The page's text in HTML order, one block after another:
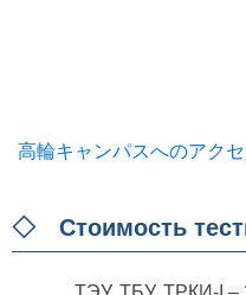
高輪キャンパスへのアクセ
◇ Стоимость